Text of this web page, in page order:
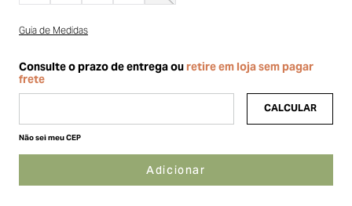
Guia de Medidas
Não sei meu CEP